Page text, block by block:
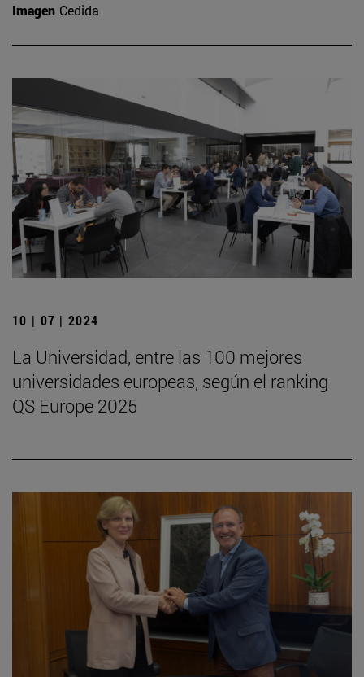
Imagen Cedida
10 | 07 | 2024
La Universidad, entre las 100 mejores
universidades europeas, según el ranking
QS Europe 2025